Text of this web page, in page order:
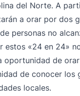
del Norte. A
a orar por dos
personas no
estos «24 en 24»
oportunidad de
de conocer los
locales.